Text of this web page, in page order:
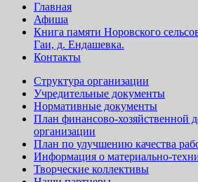
Главная
Афиша
Книга памяти Норовского
Гаи, д. Ендашевка.
Контакты
Структура организации
Учредительные документы
Нормативные документы
План финансово-хозяйственной
организации
План по улучшению качества
Информация о материально-
Творческие коллективы